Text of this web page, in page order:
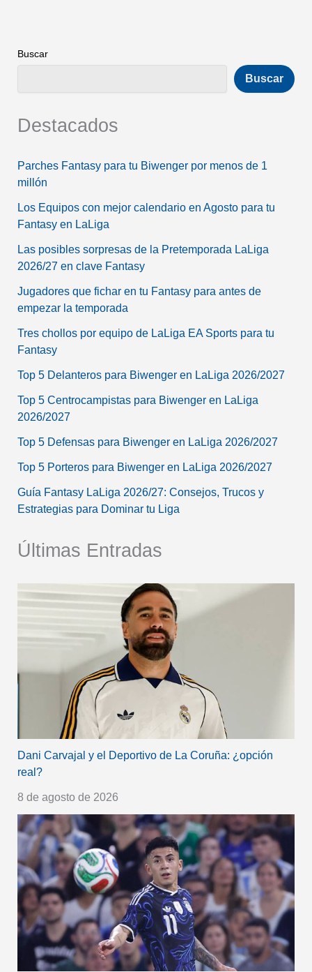
Buscar
Buscar
Destacados
Parches Fantasy para tu Biwenger por menos de 1
millón
Los Equipos con mejor calendario en Agosto para tu
Fantasy en LaLiga
Las posibles sorpresas de la Pretemporada LaLiga
2026/27 en clave Fantasy
Jugadores que fichar en tu Fantasy para antes de
empezar la temporada
Tres chollos por equipo de LaLiga EA Sports para tu
Fantasy
Top 5 Delanteros para Biwenger en LaLiga 2026/2027
Top 5 Centrocampistas para Biwenger en LaLiga
2026/2027
Top 5 Defensas para Biwenger en LaLiga 2026/2027
Top 5 Porteros para Biwenger en LaLiga 2026/2027
Guía Fantasy LaLiga 2026/27: Consejos, Trucos y
Estrategias para Dominar tu Liga
Últimas Entradas
Dani Carvajal y el Deportivo de La Coruña: ¿opción
real?
8 de agosto de 2026